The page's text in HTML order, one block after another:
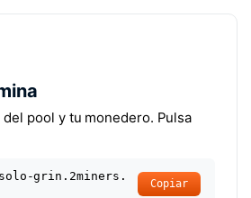
pool y tu monedero. Pulsa
grin.2miners.
Copiar